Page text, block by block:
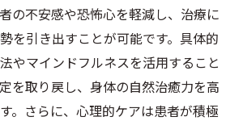
の不安感や恐怖心を軽減し、治療に
を引き出すことが可能です。具体的
やマインドフルネスを活用すること
を取り戻し、身体の自然治癒力を高
。さらに、心理的ケアは患者が積極